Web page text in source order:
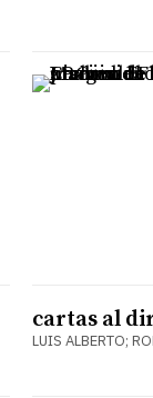
cartas al
LUIS ALBERTO;